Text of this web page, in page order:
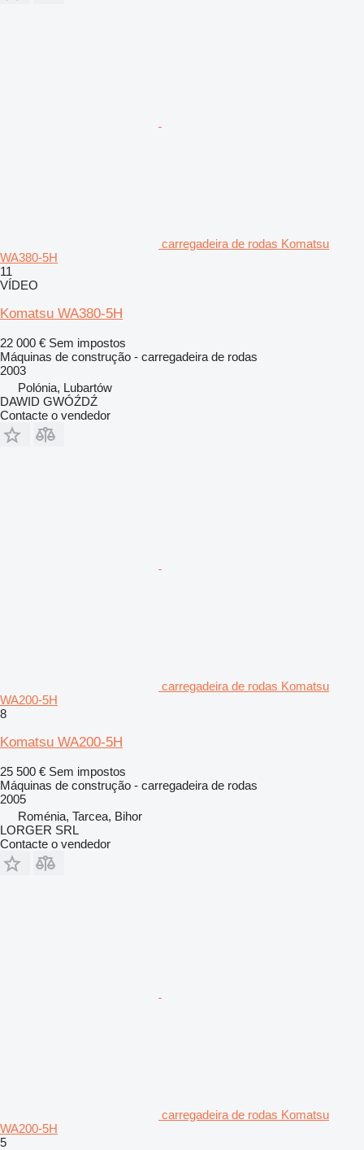
carregadeira de rodas Komatsu
WA380-5H
11
VÍDEO
Komatsu WA380-5H
22 000 € Sem impostos
Máquinas de construção - carregadeira de rodas
2003
Polónia, Lubartów
DAWID GWÓŹDŹ
Contacte o vendedor
carregadeira de rodas Komatsu
WA200-5H
8
Komatsu WA200-5H
25 500 € Sem impostos
Máquinas de construção - carregadeira de rodas
2005
Roménia, Tarcea, Bihor
LORGER SRL
Contacte o vendedor
carregadeira de rodas Komatsu
WA200-5H
5